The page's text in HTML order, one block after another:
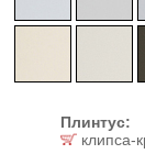
Плинтус:
клипса-